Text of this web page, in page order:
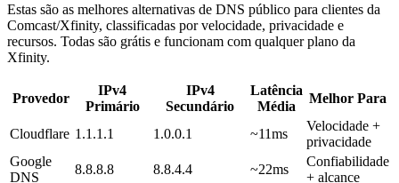
Estas são as melhores alternativas de DNS público para clientes da
Comcast/Xfinity, classificadas por velocidade, privacidade e
recursos. Todas são grátis e funcionam com qualquer plano da
Xfinity.
Provedor
IPv4
Primário
IPv4
Secundário
Latência
Média
Melhor Para
Cloudflare 1.1.1.1 1.0.0.1 ~11ms
Velocidade +
privacidade
Google
DNS
8.8.8.8 8.8.4.4 ~22ms
Confiabilidade
+ alcance